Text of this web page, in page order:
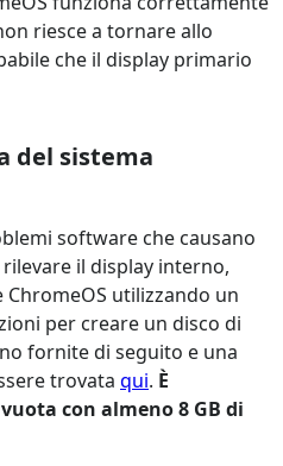
riesce a tornare allo
che il display primario
del sistema
software che causano
il display interno,
utilizzando un
per creare un disco di
fornite di seguito e una
trovata qui. È
con almeno 8 GB di